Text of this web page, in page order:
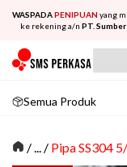
WASPADAPENIPUAN yang
ke rekening a/n PT.
Semua Produk
/... / Pipa SS304